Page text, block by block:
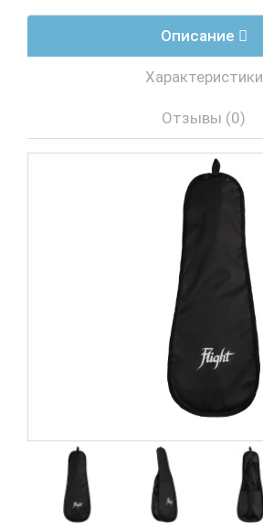
Описание
Характеристики
Отзывы (0)